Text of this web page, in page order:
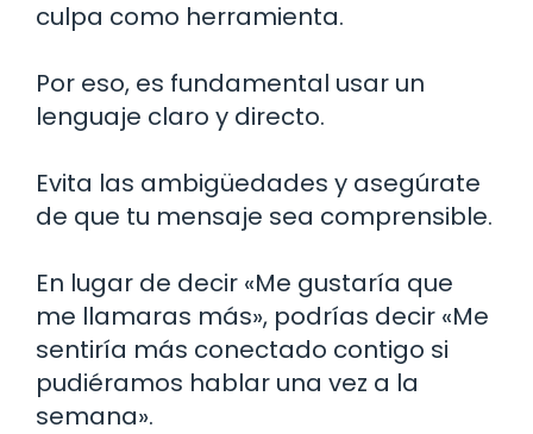
culpa como herramienta.
Por eso, es fundamental usar un
lenguaje claro y directo.
Evita las ambigüedades y asegúrate
de que tu mensaje sea comprensible.
En lugar de decir «Me gustaría que
me llamaras más», podrías decir «Me
sentiría más conectado contigo si
pudiéramos hablar una vez a la
semana».